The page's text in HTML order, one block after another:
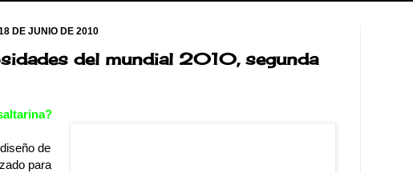
DE JUNIO DE 2010
del mundial 2010, segunda
de
para